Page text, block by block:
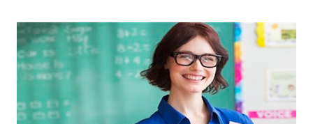
sempre as intervenções feitas para ações apresentadas,
isso ressalta trabalho. SUGESTÕES DE PALAVRAS E
EXPRESSÕES PARA USO EM RELATÓRIOS Você pensa Você
escreve O aluno não sabe O aluno não adquiriu os
conceitos, está em fase de aprendizado. Não tem limites